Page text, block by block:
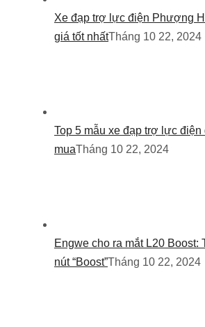
Xe đạp trợ lực điện Phượng
giá tốt nhấtTháng 10 22, 2024
Top 5 mẫu xe đạp trợ lực
muaTháng 10 22, 2024
Engwe cho ra mắt L20 Boost:
nút “Boost”Tháng 10 22, 2024